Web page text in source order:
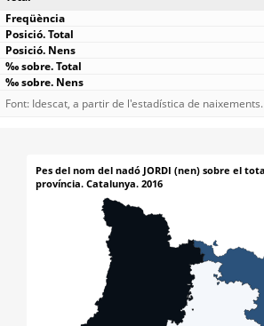
Font: Idescat, a partir de l'estadística de naixements.